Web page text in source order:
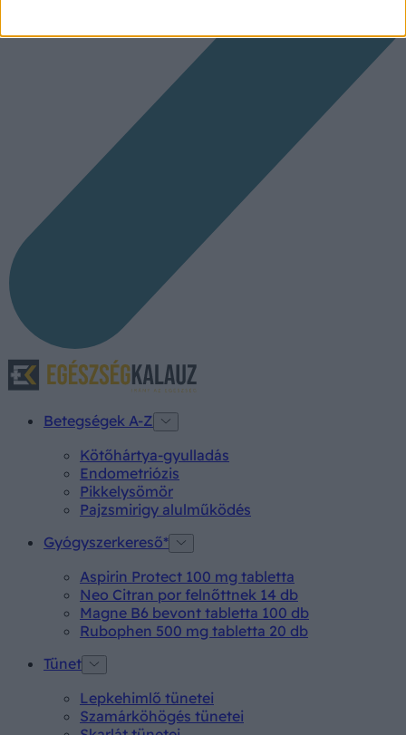
Betegségek A-Z
Kötőhártya-gyulladás
Endometriózis
Pikkelysömör
Pajzsmirigy alulműködés
Gyógyszerkereső*
Aspirin Protect 100 mg tabletta
Neo Citran por felnőttnek 14 db
Magne B6 bevont tabletta 100 db
Rubophen 500 mg tabletta 20 db
Tünet
Lepkehimlő tünetei
Szamárköhögés tünetei